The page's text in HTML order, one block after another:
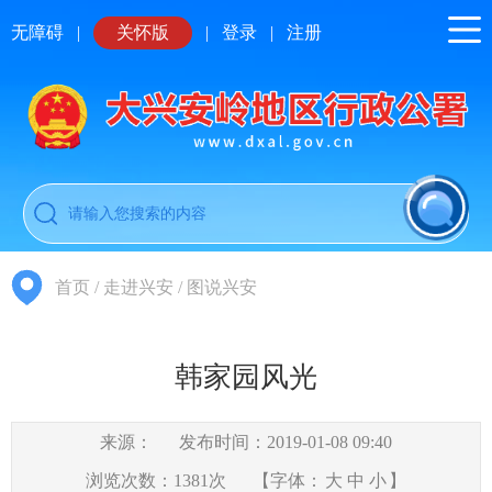
无障碍 | 关怀版 | 登录 | 注册
首页 / 走进兴安 / 图说兴安
韩家园风光
来源： 发布时间：2019-01-08 09:40
浏览次数： 1381 次 【字体： 大 中 小 】